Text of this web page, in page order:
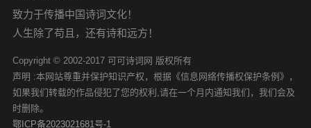
致力于传播中国诗词文化！
人生除了苟且，还有诗和远方！
Copyright © 2002-2017 可可诗词网 版权所有
声明 :本网站尊重并保护知识产权，根据《信息网络传播权保护条例》，
如果我们转载的作品侵犯了您的权利,请在一个月内通知我们，我们会及
时删除。
鄂ICP备2023021681号-1